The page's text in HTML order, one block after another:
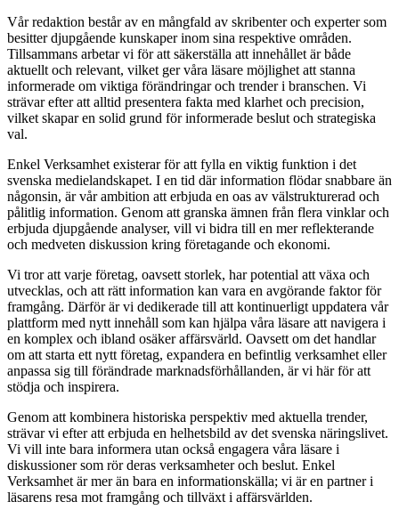
Vår redaktion består av en mångfald av skribenter och experter som
besitter djupgående kunskaper inom sina respektive områden.
Tillsammans arbetar vi för att säkerställa att innehållet är både
aktuellt och relevant, vilket ger våra läsare möjlighet att stanna
informerade om viktiga förändringar och trender i branschen. Vi
strävar efter att alltid presentera fakta med klarhet och precision,
vilket skapar en solid grund för informerade beslut och strategiska
val.
Enkel Verksamhet existerar för att fylla en viktig funktion i det
svenska medielandskapet. I en tid där information flödar snabbare än
någonsin, är vår ambition att erbjuda en oas av välstrukturerad och
pålitlig information. Genom att granska ämnen från flera vinklar och
erbjuda djupgående analyser, vill vi bidra till en mer reflekterande
och medveten diskussion kring företagande och ekonomi.
Vi tror att varje företag, oavsett storlek, har potential att växa och
utvecklas, och att rätt information kan vara en avgörande faktor för
framgång. Därför är vi dedikerade till att kontinuerligt uppdatera vår
plattform med nytt innehåll som kan hjälpa våra läsare att navigera i
en komplex och ibland osäker affärsvärld. Oavsett om det handlar
om att starta ett nytt företag, expandera en befintlig verksamhet eller
anpassa sig till förändrade marknadsförhållanden, är vi här för att
stödja och inspirera.
Genom att kombinera historiska perspektiv med aktuella trender,
strävar vi efter att erbjuda en helhetsbild av det svenska näringslivet.
Vi vill inte bara informera utan också engagera våra läsare i
diskussioner som rör deras verksamheter och beslut. Enkel
Verksamhet är mer än bara en informationskälla; vi är en partner i
läsarens resa mot framgång och tillväxt i affärsvärlden.